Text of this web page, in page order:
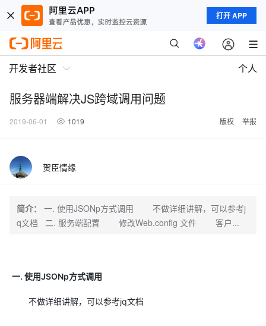
打开 APP
开发者社区 个人
服务器端解决JS跨域调用问题
2019-06-01 1019 版权 举报
贺臣情缘
简介：
一. 使用JSONp方式调用 不做详细讲解，可以参考j
q文档 二. 服务端配置 修改Web.config 文件 客户...
一. 使用JSONp方式调用
不做详细讲解，可以参考jq文档